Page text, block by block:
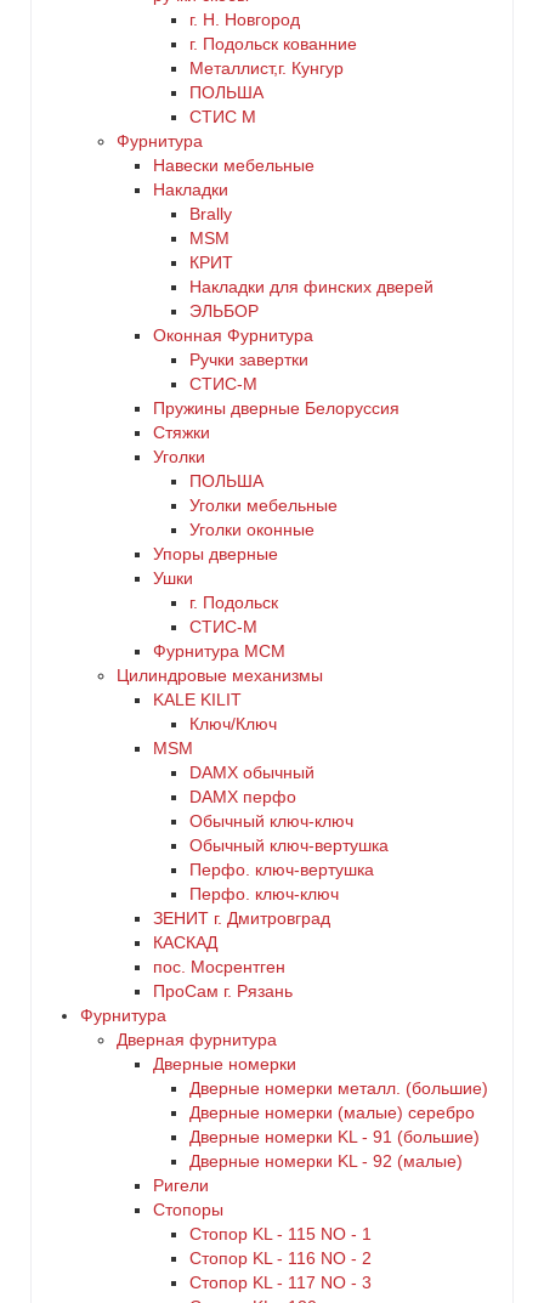
г. Н. Новгород
г. Подольск кованние
Металлист,г. Кунгур
ПОЛЬША
СТИС М
Фурнитура
Навески мебельные
Накладки
Brally
MSM
КРИТ
Накладки для финских дверей
ЭЛЬБОР
Оконная Фурнитура
Ручки завертки
СТИС-М
Пружины дверные Белоруссия
Стяжки
Уголки
ПОЛЬША
Уголки мебельные
Уголки оконные
Упоры дверные
Ушки
г. Подольск
СТИС-М
Фурнитура МСМ
Цилиндровые механизмы
KALE KILIT
Ключ/Ключ
MSM
DАMX обычный
DАMX перфо
Oбычный ключ-ключ
Обычный ключ-вертушка
Перфо. ключ-вертушка
Перфо. ключ-ключ
ЗЕНИТ г. Дмитровград
КАСКАД
пос. Мосрентген
ПроСам г. Рязань
Фурнитура
Дверная фурнитура
Дверные номерки
Дверные номерки металл. (большие)
Дверные номерки (малые) серебро
Дверные номерки KL - 91 (большие)
Дверные номерки KL - 92 (малые)
Ригели
Стопоры
Стопор KL - 115 NO - 1
Стопор KL - 116 NO - 2
Стопор KL - 117 NO - 3